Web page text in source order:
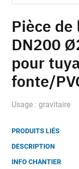
to
the
beginning
of
the
images
gallery
Pièce de
DN200
pour
fonte/
Usage : gravitaire
PRODUITS LIÉS
DESCRIPTION
INFO CHANTIER